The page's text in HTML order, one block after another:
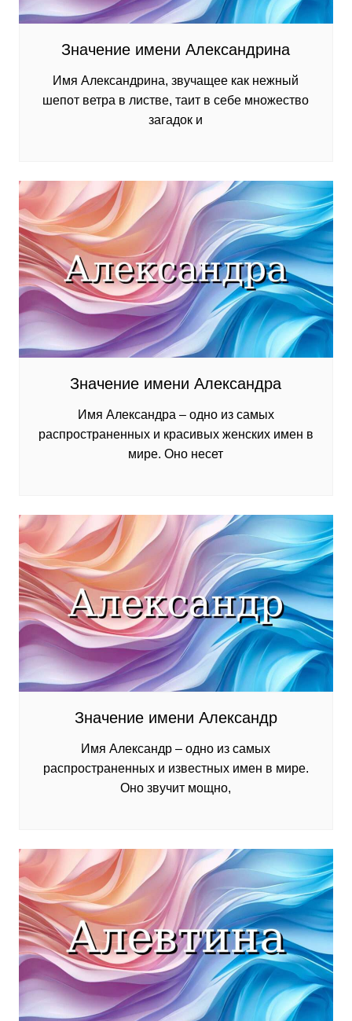
Значение имени Александрина
Имя Александрина, звучащее как нежный
шепот ветра в листве, таит в себе множество
загадок и
Значение имени Александра
Имя Александра – одно из самых
распространенных и красивых женских имен в
мире. Оно несет
Значение имени Александр
Имя Александр – одно из самых
распространенных и известных имен в мире.
Оно звучит мощно,